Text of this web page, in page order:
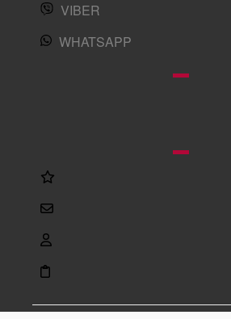
VIBER
WHATSAPP